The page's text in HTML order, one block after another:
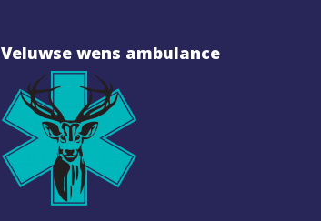
Veluwse wens ambulance